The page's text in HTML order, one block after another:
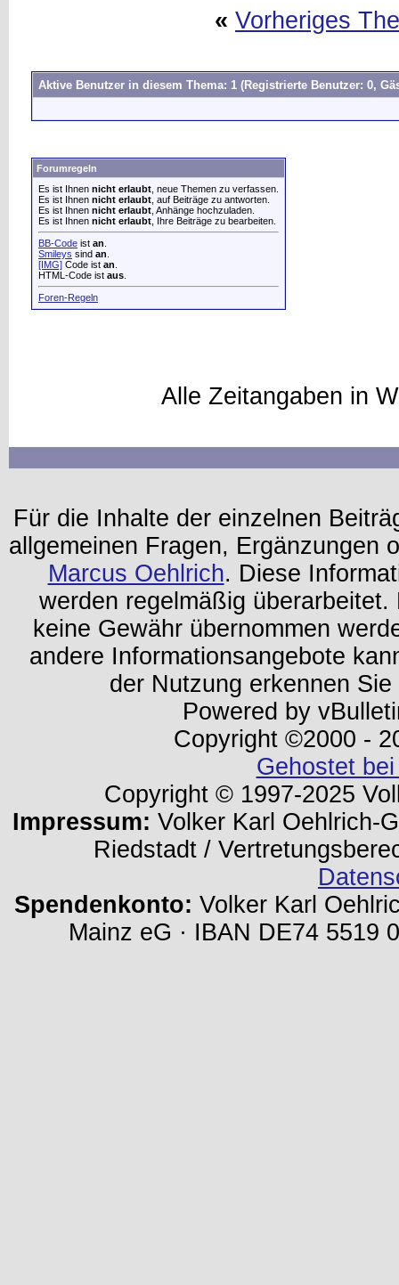
« Vorheriges
Aktive Benutzer in diesem Thema: 1 (Registrierte Benutzer: 0,
Forumregeln
Es ist Ihnen nicht erlaubt , neue Themen zu verfassen.
Es ist Ihnen nicht erlaubt , auf Beiträge zu antworten.
Es ist Ihnen nicht erlaubt , Anhänge hochzuladen.
Es ist Ihnen nicht erlaubt , Ihre Beiträge zu bearbeiten.
BB-Code ist an
Smileys sind an
[IMG] Code ist an
HTML-Code ist aus
Foren-Regeln
Alle Zeitangaben in
Für die Inhalte der einzelnen
allgemeinen Fragen, Ergänzungen
Marcus Oehlrich. Diese
werden regelmäßig
keine Gewähr übernommen
andere Informationsangebote
der Nutzung erkennen
Powered by
Copyright ©2000 -
Gehostet
Copyright © 1997-2025
Impressum: Volker Karl Oehlrich-
Riedstadt /
Spendenkonto: Volker Karl
Mainz eG · IBAN DE74 5519